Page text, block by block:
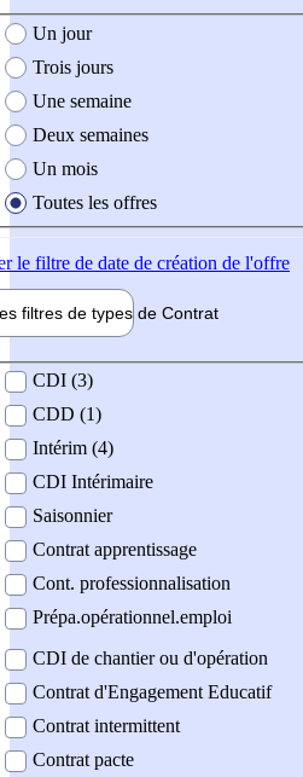
création de l'offre
Un jour
Trois jours
Une semaine
Deux semaines
Un mois
Toutes les offres
le filtre de date de création de l'offre
filtres de types de Contrat
contrat
CDI (3)
CDD (1)
Intérim (4)
CDI Intérimaire
Saisonnier
Contrat apprentissage
Cont. professionnalisation
Prépa.opérationnel.emploi
CDI de chantier ou d'opération
Contrat d'Engagement Educatif
Contrat intermittent
Contrat pacte